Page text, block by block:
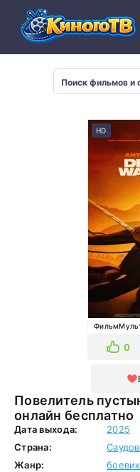
Повелитель пустыни (2025)
онлайн бесплатно
HD
0
Дата выхода:
2025
Страна:
Жанр:
боевик